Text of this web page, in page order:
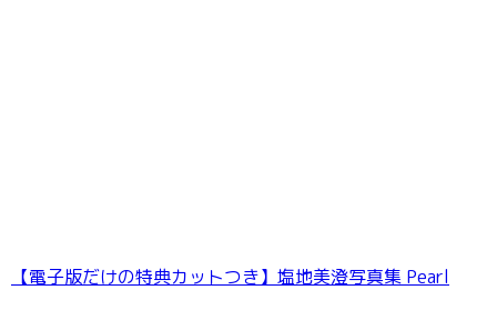
【電子版だけの特典カットつき】塩地美澄写真集 Pearl